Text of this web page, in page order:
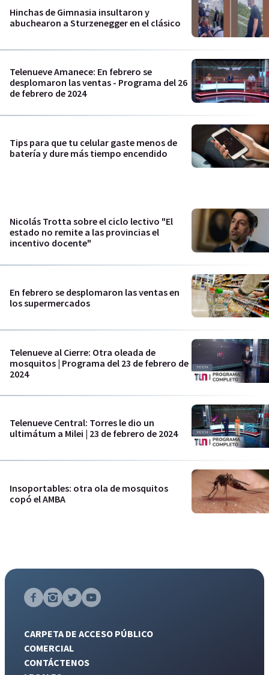
Hinchas de Gimnasia insultaron y
abuchearon a Sturzenegger en el clásico
Telenueve Amanece: En febrero se
desplomaron las ventas - Programa del 26
de febrero de 2024
Tips para que tu celular gaste menos de
batería y dure más tiempo encendido
Nicolás Trotta sobre el ciclo lectivo "El
estado no remite a las provincias el
incentivo docente"
En febrero se desplomaron las ventas en
los supermercados
Telenueve al Cierre: Otra oleada de
mosquitos | Programa del 23 de febrero de
2024
Telenueve Central: Torres le dio un
ultimátum a Milei | 23 de febrero de 2024
Insoportables: otra ola de mosquitos
copó el AMBA
CARPETA DE ACCESO PÚBLICO
COMERCIAL
CONTÁCTENOS